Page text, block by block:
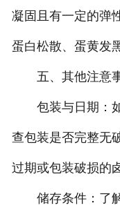
凝固且有一定的弹
蛋白松散、蛋黄发
五、其他注意
包装与日期：如
查包装是否完整无
过期或包装破损的
储存条件：了解